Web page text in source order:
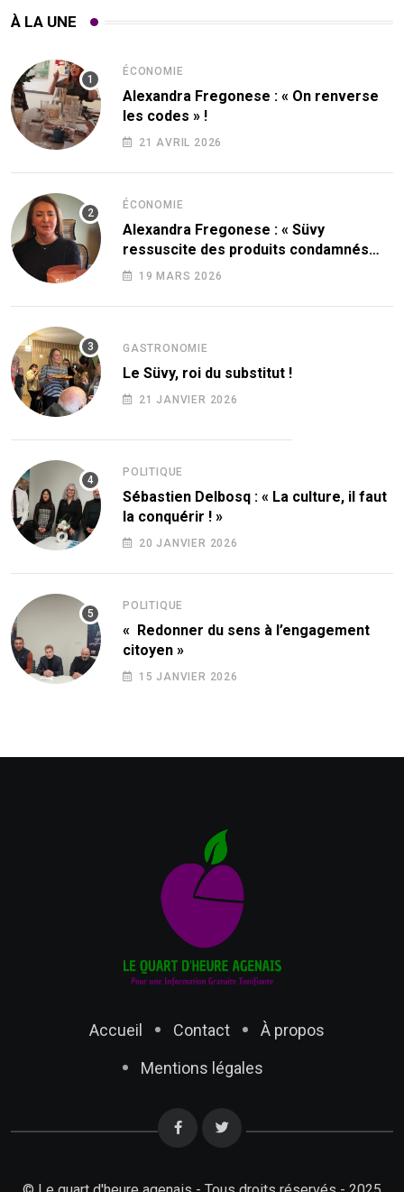
À LA UNE
ÉCONOMIE
Alexandra Fregonese : « On renverse
les codes » !
21 AVRIL 2026
ÉCONOMIE
Alexandra Fregonese : « Süvy
ressuscite des produits condamnés
par le sucre ! »
19 MARS 2026
GASTRONOMIE
Le Süvy, roi du substitut !
21 JANVIER 2026
POLITIQUE
Sébastien Delbosq : « La culture, il faut
la conquérir ! »
20 JANVIER 2026
POLITIQUE
« Redonner du sens à l’engagement
citoyen »
15 JANVIER 2026
Accueil Contact
À propos
Mentions légales